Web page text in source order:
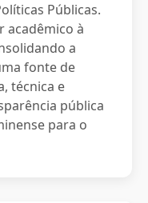
Públicas.
acadêmico à
a
fonte de
técnica e
pública
para o